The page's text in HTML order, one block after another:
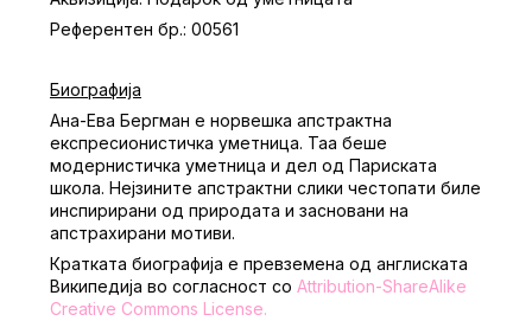
Референтен бр.: 00561
Биографија
Ана-Ева Бергман е норвешка апстрактна
експресионистичка уметница. Таа беше
модернистичка уметница и дел од Париската
школа. Нејзините апстрактни слики честопати биле
инспирирани од природата и засновани на
апстрахирани мотиви.
Кратката биографија е превземена од англиската
Википедија во согласност со Attribution-ShareAlike
Creative Commons License.